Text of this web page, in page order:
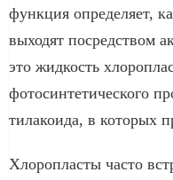
функция определяет,
выходят посредством
это жидкость
фотосинтетического
тилакоида, в которых
Хлоропласты часто